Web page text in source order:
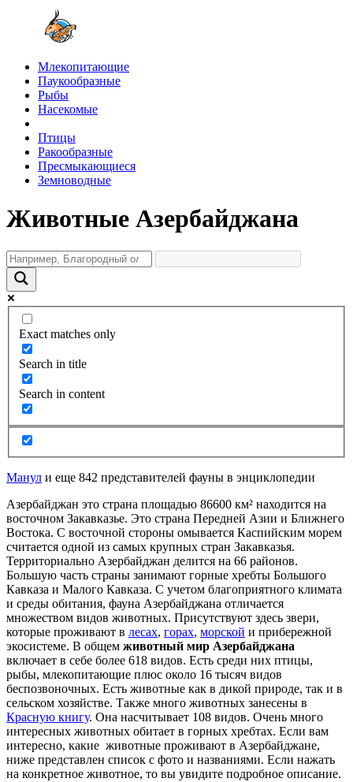
Млекопитающие
Паукообразные
Рыбы
Насекомые
Птицы
Ракообразные
Пресмыкающиеся
Земноводные
Животные Азербайджана
Exact matches only
Search in title
Search in content
Манул и еще 842 представителей фауны в энциклопедии
Азербайджан это страна площадью 86600 км² находится на
восточном Закавказье. Это страна Передней Азии и Ближнего
Востока. С восточной стороны омывается Каспийским морем
считается одной из самых крупных стран Закавказья.
Территориально Азербайджан делится на 66 районов.
Большую часть страны занимают горные хребты Большого
Кавказа и Малого Кавказа. С учетом благоприятного климата
и среды обитания, фауна Азербайджана отличается
множеством видов животных. Присутствуют здесь звери,
которые проживают в лесах, горах, морской и прибережной
экосистеме. В общем животный мир Азербайджана
включает в себе более 618 видов. Есть среди них птицы,
рыбы, млекопитающие плюс около 16 тысяч видов
беспозвоночных. Есть животные как в дикой природе, так и в
сельском хозяйстве. Также много животных занесены в
Красную книгу. Она насчитывает 108 видов. Очень много
интересных животных обитает в горных хребтах. Если вам
интересно, какие животные проживают в Азербайджане,
ниже представлен список с фото и названиями. Если нажать
на конкретное животное, то вы увидите подробное описание.